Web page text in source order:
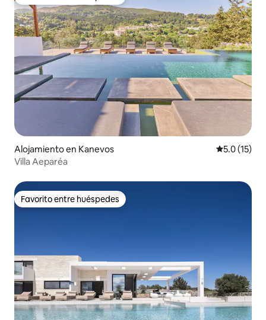
Alojamiento en Kanevos Calificación
5.0 (15)
Villa Aeparéa
Favorito entre huéspedes
Favorito entre huéspedes